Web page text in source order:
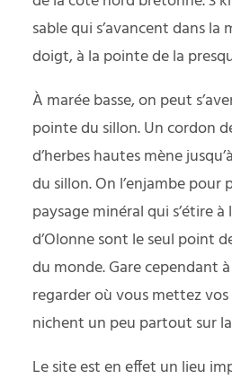
sable qui s’avancent dans la
doigt, à la pointe de la
À marée basse, on peut
pointe du sillon. Un cordon
d’herbes hautes mène
du sillon. On l’enjambe pour
paysage minéral qui s’étire à
d’Olonne sont le seul point
du monde. Gare cependant
regarder où vous mettez vos
nichent un peu partout sur
Le site est en effet un lieu